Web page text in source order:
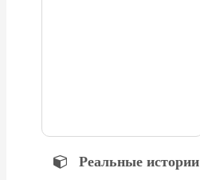
Реальные истории